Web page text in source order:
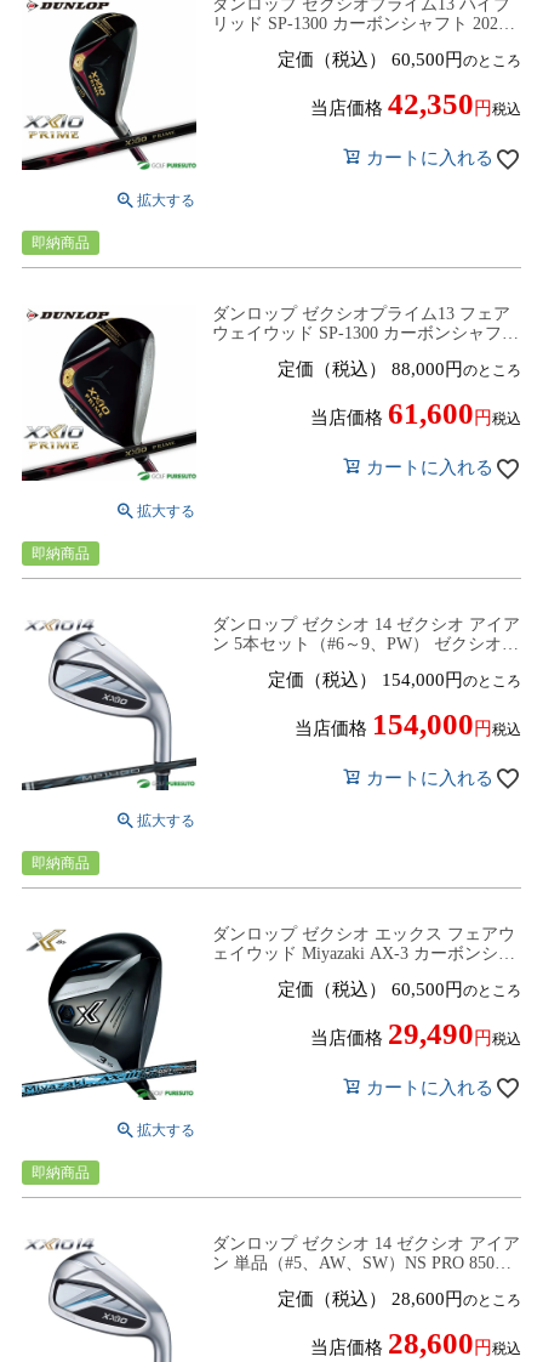
ダンロップ ゼクシオプライム13 ハイブ
リッド SP-1300 カーボンシャフト 2025
定価（税込） 60,500 のところ
当店価格 42,350 税込
カートに入れる
即納商品
ダンロップ ゼクシオプライム13 フェア
ウェイウッド SP-1300 カーボンシャフト
定価（税込） 88,000 のところ
当店価格 61,600 税込
カートに入れる
即納商品
ダンロップ ゼクシオ 14 ゼクシオ アイア
ン 5本セット（#6～9、PW） ゼクシオ
[DUNLOP XXIO14][アイアンセット]
定価（税込） 154,000 のところ
当店価格 154,000 税込
カートに入れる
即納商品
ダンロップ ゼクシオ エックス フェアウ
ェイウッド Miyazaki AX-3 カーボンシャ
EKS][XXIO 13]定価（税込） 60,500 のところ
当店価格 29,490 税込
カートに入れる
即納商品
ダンロップ ゼクシオ 14 ゼクシオ アイア
ン 単品（#5、AW、SW）NS PRO 850GH
[DUNLOP XXIO14]
定価（税込） 28,600 のところ
当店価格 28,600 税込